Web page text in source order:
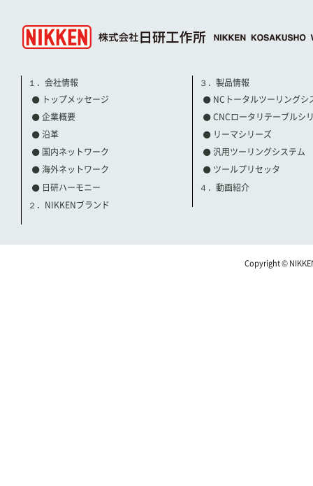
１．会社情報
トップメッセージ
企業概要
沿革
国内ネットワーク
海外ネットワーク
日研ハーモニー
２．NIKKENブランド
３．製品情報
NCトータルツーリングシ
CNCロータリテーブルシ
リーマシリーズ
汎用ツーリングシステム
ツールプリセッタ
４．動画紹介
Copyright ©